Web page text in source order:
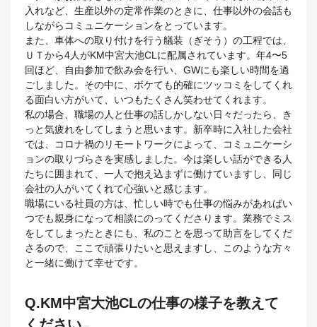
入れなど、生産以外の定常作業のときに、仕事以外の会話も
しながらコミュニケーションをとっています。
また、車体への取り付けを行う艤装（ぎそう）の工程では、
ＵＴから4人がKM中宮大池CLに配属されています。年4〜5
回ほど、自由参加で飲み会を行い、GWにも楽しい時間を過
ごしました。その中に、ボケても的確にツッコミをしてくれ
る面白い方がいて、いつもたくさん笑わせてくれます。
私の場合、職場の人と仕事の話しかしない日々だったら、き
っと気疲れをしてしまうと思います。新卒時に入社した会社
では、コロナ禍のリモートワークによって、コミュニケーシ
ョンの取りづらさを実感しました。今は楽しい話ができる人
たちに囲まれて、一人で抱え込まずに働けていますし、同じ
会社の人がいてくれて心強いと感じます。
職場にいる社員の方は、忙しい時でも仕事の悩みがあればい
つでも親身になって相談にのってくださります。業務でミス
をしてしまったときにも、私のことを思って助言をしてくだ
さるので、ここで頑張りたいと思えますし、このような方々
と一緒に働けて幸せです。
Q.KM中宮大池CLの仕事の様子を教えて